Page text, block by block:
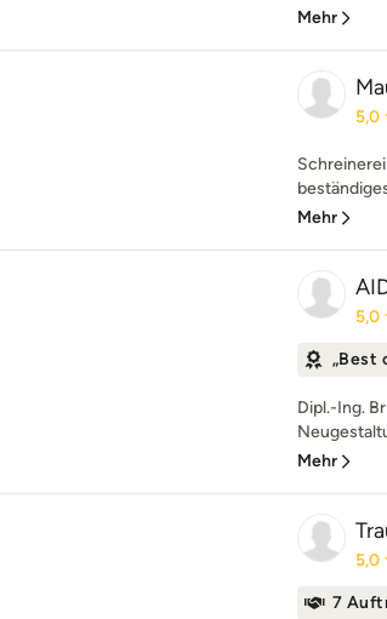
Mehr
5,0
Mehr
5,0
„Best
Dipl.-Ing.
Mehr
5,0
7